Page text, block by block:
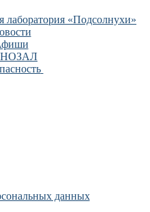
лаборатория «Подсолнухи»
данных